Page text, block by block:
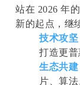
站在 2026 年
新的起点，继
技术攻坚
打造更普
生态共建
片、算